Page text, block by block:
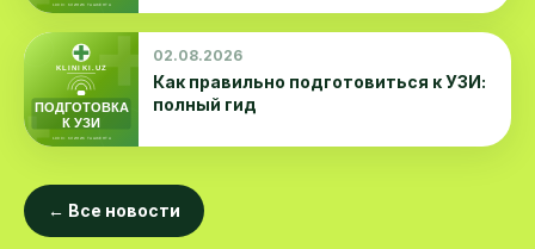
02.08.2026
Как правильно подготовиться к УЗИ:
полный гид
← Все новости